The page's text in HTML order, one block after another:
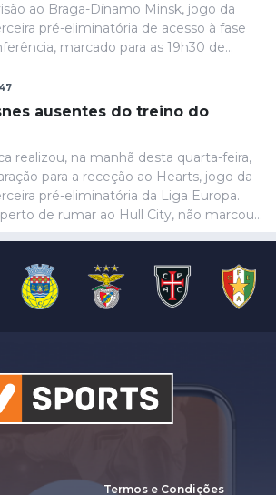
ao Braga-Dínamo Minsk, jogo da
pré-eliminatória de acesso à fase
marcado para as 19h30 de
ausentes do treino do
realizou, na manhã desta quarta-feira,
para a receção ao Hearts, jogo da
pré-eliminatória da Liga Europa.
de rumar ao Hull City, não marcou
foi baixa, juntando-se a Wynder e
Termos e Condições